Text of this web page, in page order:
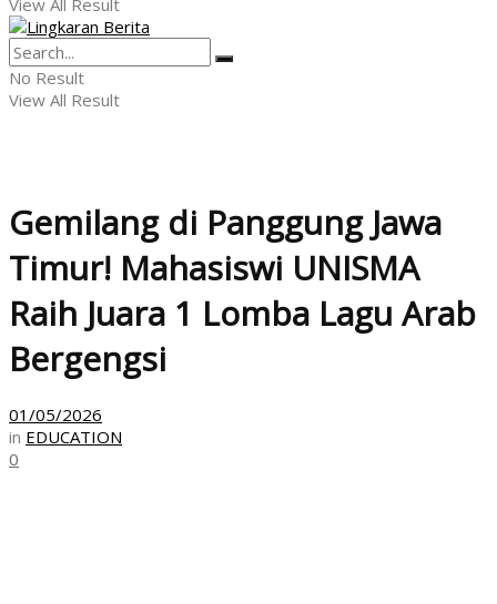
View All Result
No Result
View All Result
Gemilang di Panggung Jawa
Timur! Mahasiswi UNISMA
Raih Juara 1 Lomba Lagu Arab
Bergengsi
01/05/2026
in EDUCATION
0